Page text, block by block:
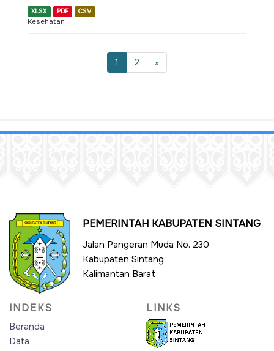
XLSX PDF CSV
Kesehatan
1 2 »
PEMERINTAH KABUPATEN SINTANG
Jalan Pangeran Muda No. 230
Kabupaten Sintang
Kalimantan Barat
INDEKS
Beranda
Data
LINKS